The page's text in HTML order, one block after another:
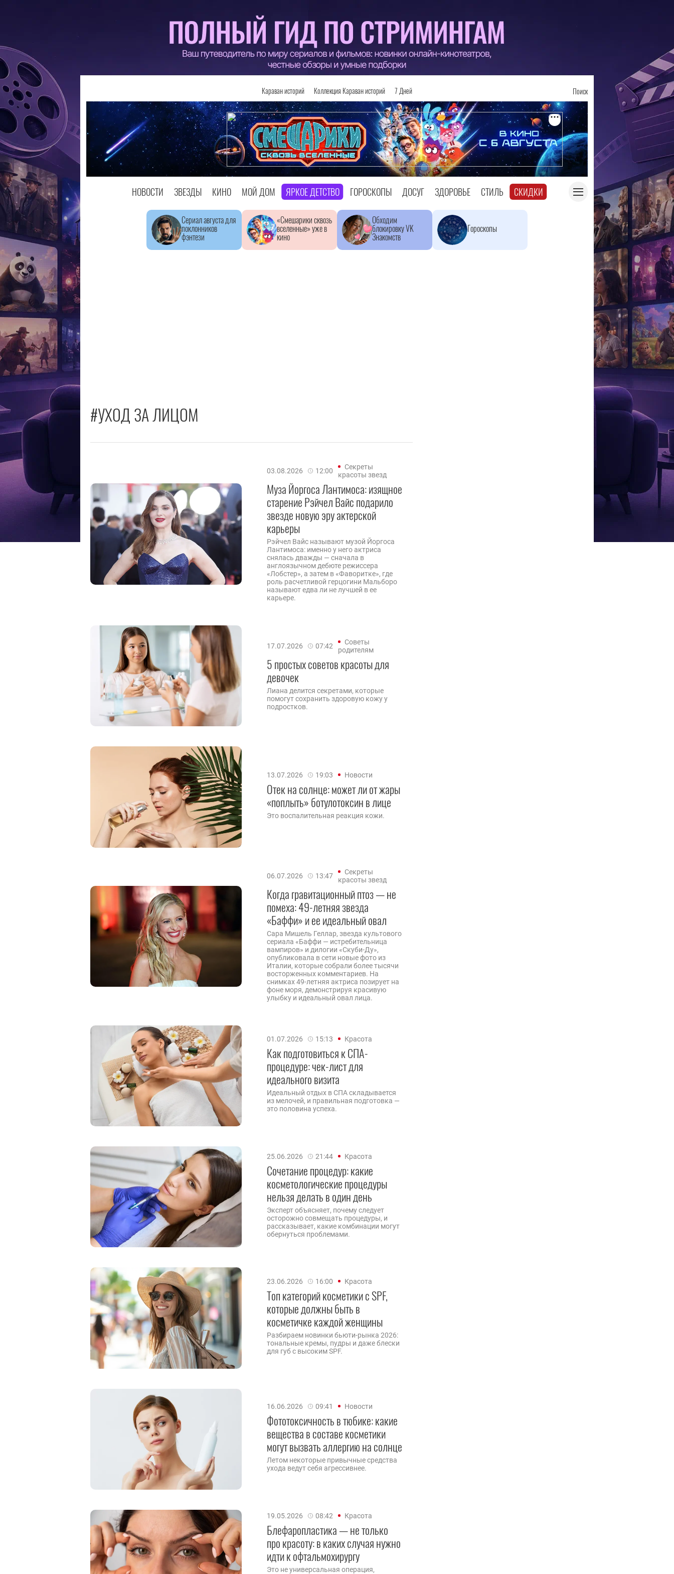
Караван историй Коллекция Караван историй 7 Дней Поиск
НОВОСТИ ЗВЕЗДЫ КИНО МОЙ ДОМ ЯРКОЕ ДЕТСТВО ГОРОСКОПЫ ДОСУГ ЗДОРОВЬЕ СТИЛЬ СКИДКИ
Сериал августа для
поклонников
фэнтези
«Смешарики сквозь
вселенные» уже в
кино
Обходим
блокировку VK
Знакомств
Гороскопы
#УХОД ЗА ЛИЦОМ
03.08.2026 12:00
Секреты
красоты звезд
Муза Йоргоса Лантимоса: изящное
старение Рэйчел Вайс подарило
звезде новую эру актерской
карьеры
Рэйчел Вайс называют музой Йоргоса
Лантимоса: именно у него актриса
снялась дважды — сначала в
англоязычном дебюте режиссера
«Лобстер», а затем в «Фаворитке», где
роль расчетливой герцогини Мальборо
называют едва ли не лучшей в ее
карьере.
17.07.2026 07:42
Советы
родителям
5 простых советов красоты для
девочек
Лиана делится секретами, которые
помогут сохранить здоровую кожу у
подростков.
13.07.2026 19:03 Новости
Отек на солнце: может ли от жары
«поплыть» ботулотоксин в лице
Это воспалительная реакция кожи.
06.07.2026 13:47
Секреты
красоты звезд
Когда гравитационный птоз — не
помеха: 49-летняя звезда
«Баффи» и ее идеальный овал
Сара Мишель Геллар, звезда культового
сериала «Баффи — истребительница
вампиров» и дилогии «Скуби-Ду»,
опубликовала в сети новые фото из
Италии, которые собрали более тысячи
восторженных комментариев. На
снимках 49-летняя актриса позирует на
фоне моря, демонстрируя красивую
улыбку и идеальный овал лица.
01.07.2026 15:13 Красота
Как подготовиться к СПА-
процедуре: чек-лист для
идеального визита
Идеальный отдых в СПА складывается
из мелочей, и правильная подготовка —
это половина успеха.
25.06.2026 21:44 Красота
Сочетание процедур: какие
косметологические процедуры
нельзя делать в один день
Эксперт объясняет, почему следует
осторожно совмещать процедуры, и
рассказывает, какие комбинации могут
обернуться проблемами.
23.06.2026 16:00 Красота
Топ категорий косметики с SPF,
которые должны быть в
косметичке каждой женщины
Разбираем новинки бьюти-рынка 2026:
тональные кремы, пудры и даже блески
для губ с высоким SPF.
16.06.2026 09:41 Новости
Фототоксичность в тюбике: какие
вещества в составе косметики
могут вызвать аллергию на солнце
Летом некоторые привычные средства
ухода ведут себя агрессивнее.
19.05.2026 08:42 Красота
Блефаропластика — не только
про красоту: в каких случая нужно
идти к офтальмохирургу
Это не универсальная операция,